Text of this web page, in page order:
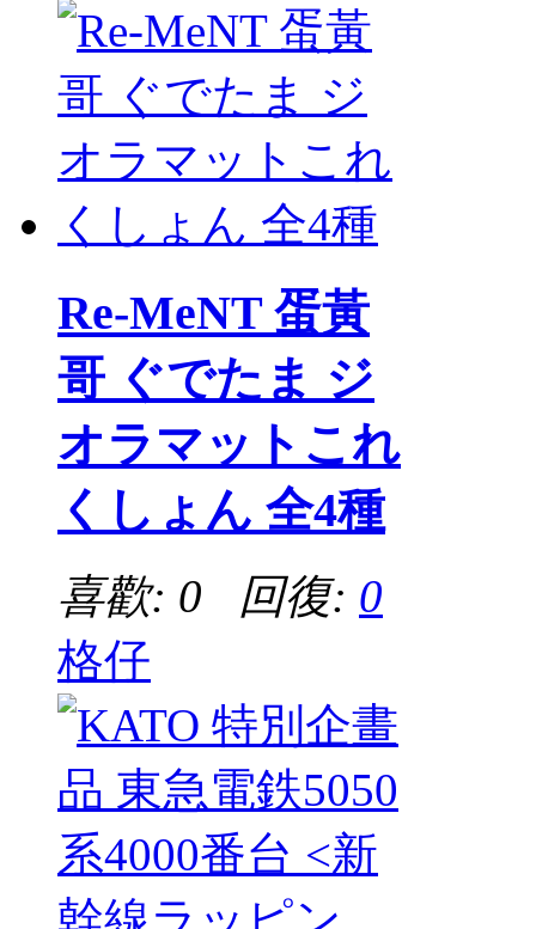
Re-MeNT 蛋黃
哥 ぐでたま ジ
オラマットこれ
くしょん 全4種
喜歡: 0 回復: 0
格仔